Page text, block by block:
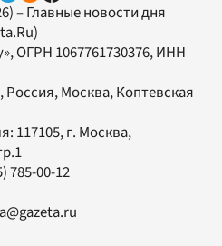
– Главные новости дня
, ОГРН 1067761730376, ИНН
Россия, Москва, Коптевская
117105, г. Москва,
785-00-12